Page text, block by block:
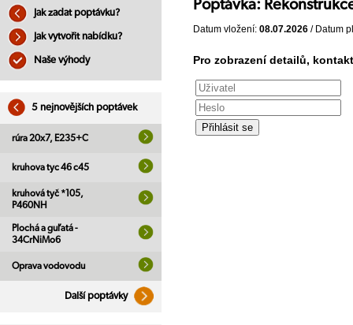
Jak zadat poptávku?
Jak vytvořit nabídku?
Naše výhody
5 nejnovějších poptávek
rúra 20x7, E235+C
kruhova tyc 46 c45
kruhová tyč *105,
P460NH
Plochá a guľatá -
34CrNiMo6
Oprava vodovodu
Další poptávky
Poptávka:
Datum vložení: 08.07.2026 / Datum
Pro zobrazení detailů,